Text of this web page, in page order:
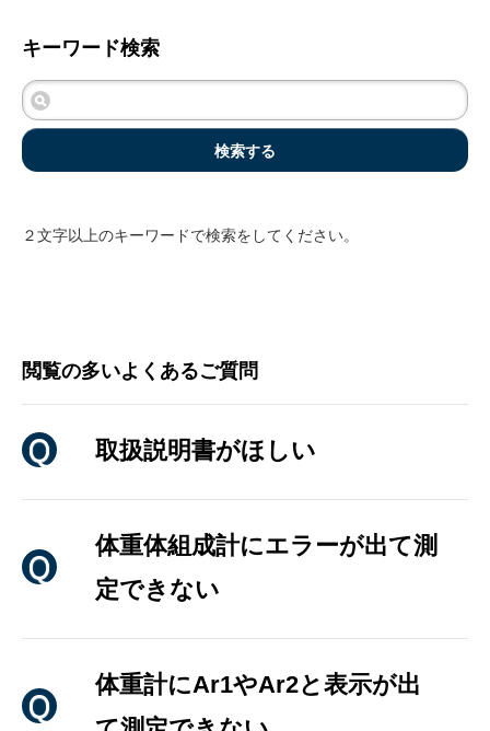
キーワード検索
検索する
２文字以上のキーワードで検索をしてください。
閲覧の多いよくあるご質問
取扱説明書がほしい
体重体組成計にエラーが出て測
定できない
体重計にAr1やAr2と表示が出